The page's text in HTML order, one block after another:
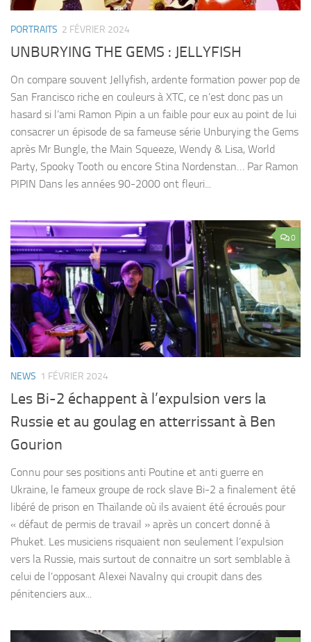
PORTRAITS 2 FÉVRIER 2024
UNBURYING THE GEMS : JELLYFISH
On compare souvent Jellyfish, ardente formation power pop de
San Francisco riche en couleurs à XTC, ce n’est donc pas un
hasard si l’ami Ramon Pipin a un faible pour eux au point de lui
consacrer un épisode de sa fameuse série Unburying the Gems
après Mr Bungle, the Main Squeeze, Wendy & Lisa, World
Party, Spooky Tooth ou encore Stina Nordenstan… Par Ramon
PIPIN Dans les années 90-2000 ont fleuri...
0
NEWS 1 FÉVRIER 2024
Les Bi-2 échappent à l’expulsion vers la
Russie et au goulag en atterrissant à Ben
Gourion
Connu pour ses positions anti Poutine et anti guerre en
Ukraine, le fameux groupe de rock slave Bi-2 a finalement été
libéré de prison en Thaïlande où ils avaient été écroués pour
« défaut de permis de travail » après un concert donné à
Phuket. Les musiciens risquaient non seulement l’expulsion
vers la Russie, mais surtout de connaitre un sort semblable à
celui de l’opposant Alexei Navalny qui croupit dans des
pénitenciers aux...